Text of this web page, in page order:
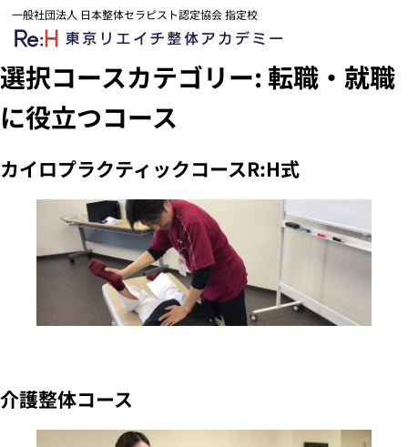
一般社団法人 日本整体セラピスト認定協会 指定校
選択コースカテゴリー: 転職・就職
に役立つコース
カイロプラクティックコースR:H式
介護整体コース